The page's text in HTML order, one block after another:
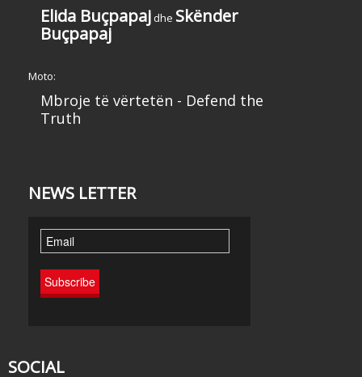
Elida Buçpapaj dhe Skënder
Buçpapaj
Moto:
Mbroje të vërtetën - Defend the
Truth
NEWS LETTER
SOCIAL